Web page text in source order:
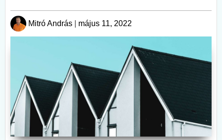
Mitró András május 11, 2022